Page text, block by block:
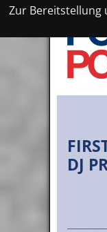
Zur Bereitstellung
DJ